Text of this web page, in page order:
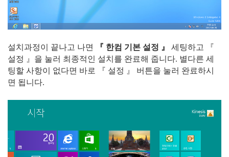
설치과정이 끝나고 나면 『 한컴 기본 설정 』
세팅하고 『
설정 』을 눌러 최종적인 설치를 완료해 줍니다. 별다른 세
팅할 사항이 없다면 바로 『 설정 』 버튼을 눌러 완료하시
면 됩니다.